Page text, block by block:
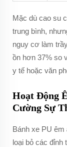
Mặc dù cao su
trung bình,
nguy cơ làm
ồn hơn 37% so
y tế hoặc văn
Hoạt Động
Cường Sự
Bánh xe PU
loại bỏ các đỉnh